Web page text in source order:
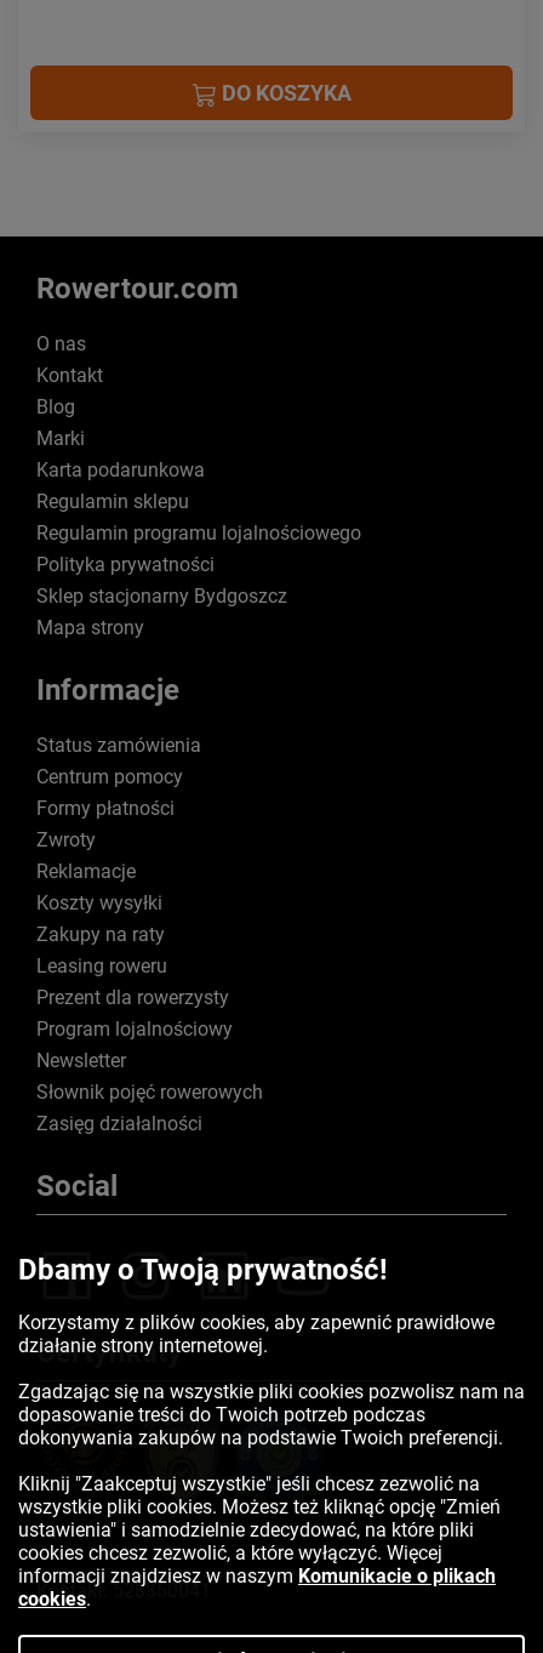
DO KOSZYKA
Rowertour.com
O nas
Kontakt
Blog
Marki
Karta podarunkowa
Regulamin sklepu
Regulamin programu lojalnościowego
Polityka prywatności
Sklep stacjonarny Bydgoszcz
Mapa strony
Informacje
Status zamówienia
Centrum pomocy
Formy płatności
Zwroty
Reklamacje
Koszty wysyłki
Zakupy na raty
Leasing roweru
Prezent dla rowerzysty
Program lojalnościowy
Newsletter
Słownik pojęć rowerowych
Zasięg działalności
Social
Certyfikaty
Kontakt:523350041
Dbamy o Twoją prywatność!
Korzystamy z plików cookies, aby zapewnić prawidłowe
działanie strony internetowej.
Zgadzając się na wszystkie pliki cookies pozwolisz nam na
dopasowanie treści do Twoich potrzeb podczas
dokonywania zakupów na podstawie Twoich preferencji.
Kliknij "Zaakceptuj wszystkie" jeśli chcesz zezwolić na
wszystkie pliki cookies. Możesz też kliknąć opcję "Zmień
ustawienia" i samodzielnie zdecydować, na które pliki
cookies chcesz zezwolić, a które wyłączyć. Więcej
informacji znajdziesz w naszym Komunikacie o plikach
cookies.